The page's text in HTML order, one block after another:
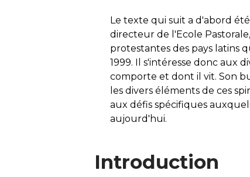
Le texte qui suit a d'abord
directeur de l'Ecole
protestantes des pays latins
1999. Il s'intéresse donc aux
comporte et dont il vit. Son
les divers éléments de ces
aux défis spécifiques
aujourd'hui.
Introduction